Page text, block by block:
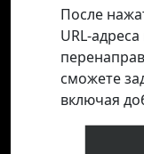
После
URL-
сможете
включая